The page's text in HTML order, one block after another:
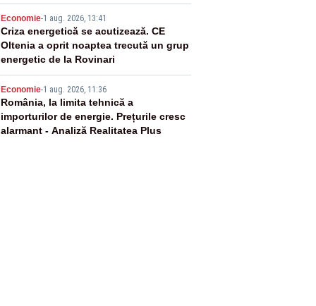
Economie-1 aug. 2026, 13:41
Criza energetică se acutizează. CE
Oltenia a oprit noaptea trecută un grup
energetic de la Rovinari
Economie-1 aug. 2026, 11:36
România, la limita tehnică a
importurilor de energie. Prețurile cresc
alarmant - Analiză Realitatea Plus